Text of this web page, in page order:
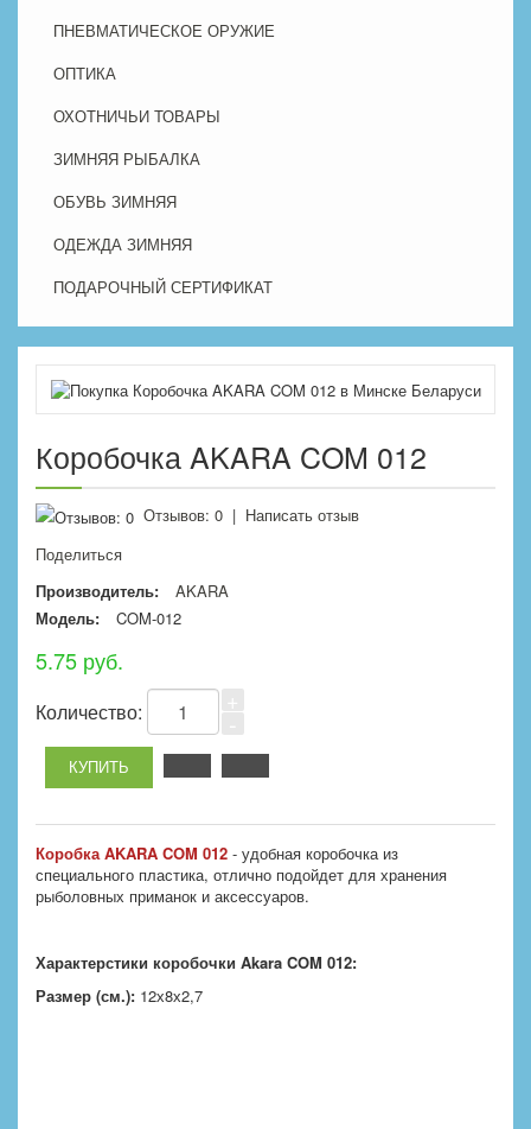
ПНЕВМАТИЧЕСКОЕ ОРУЖИЕ
ОПТИКА
ОХОТНИЧЬИ ТОВАРЫ
ЗИМНЯЯ РЫБАЛКА
ОБУВЬ ЗИМНЯЯ
ОДЕЖДА ЗИМНЯЯ
ПОДАРОЧНЫЙ СЕРТИФИКАТ
Коробочка AKARA COM 012
Отзывов: 0 | Написать отзыв
Поделиться
Производитель:
AKARA
Модель:
COM-012
5.75 руб.
Количество:
Коробка AKARA COM 012 - удобная коробочка из
специального пластика, отлично подойдет для хранения
рыболовных приманок и аксессуаров.
Характерстики коробочки Akara COM 012:
Размер (см.): 12х8х2,7